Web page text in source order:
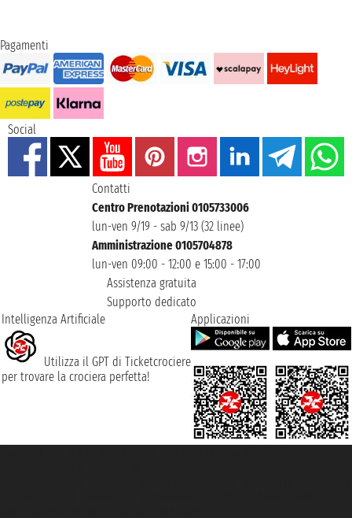
Pagamenti
Social
Contatti
Centro Prenotazioni 0105733006
lun-ven 9/19 - sab 9/13 (32 linee)
Amministrazione 0105704878
lun-ven 09:00 - 12:00 e 15:00 - 17:00
Assistenza gratuita
Supporto dedicato
Intelligenza Artificiale
Utilizza il GPT di Ticketcrociere
per trovare la crociera perfetta!
Applicazioni